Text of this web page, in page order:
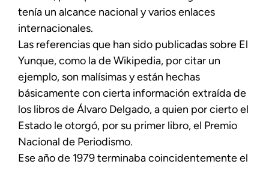
tenía un alcance nacional y varios enlaces
internacionales.
Las referencias que han sido publicadas sobre El
Yunque, como la de Wikipedia, por citar un
ejemplo, son malísimas y están hechas
básicamente con cierta información extraída de
los libros de Álvaro Delgado, a quien por cierto el
Estado le otorgó, por su primer libro, el Premio
Nacional de Periodismo.
Ese año de 1979 terminaba coincidentemente el